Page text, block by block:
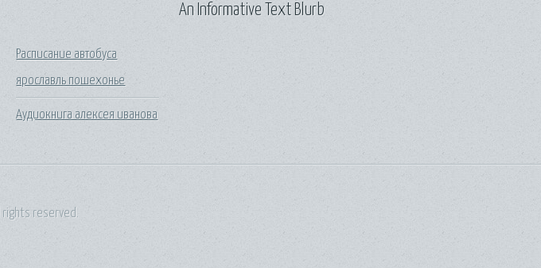
Расписание автобуса
ярославль пошехонье
Аудиокнига алексея иванова
An Informative Text Blurb
reserved.